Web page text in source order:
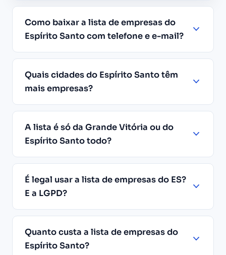
Como baixar a lista de empresas do
Espírito Santo com telefone e e-mail?
Quais cidades do Espírito Santo têm
mais empresas?
A lista é só da Grande Vitória ou do
Espírito Santo todo?
É legal usar a lista de empresas do ES?
E a LGPD?
Quanto custa a lista de empresas do
Espírito Santo?